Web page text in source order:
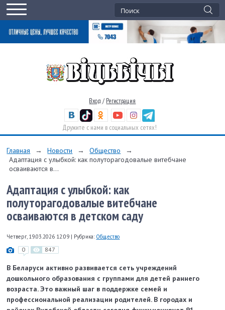
Вход / Регистрация
Дружите с нами в социальных сетях!
Главная → Новости → Общество
→
Адаптация с улыбкой: как полуторагодовалые витебчане
осваиваются в...
Адаптация с улыбкой: как
полуторагодовалые витебчане
осваиваются в детском саду
Четверг, 19.03.2026 12:09 | Рубрика: Общество
0 847
В Беларуси активно развивается сеть учреждений
дошкольного образования с группами для детей раннего
возраста. Это важный шаг в поддержке семей и
профессиональной реализации родителей. В городах и